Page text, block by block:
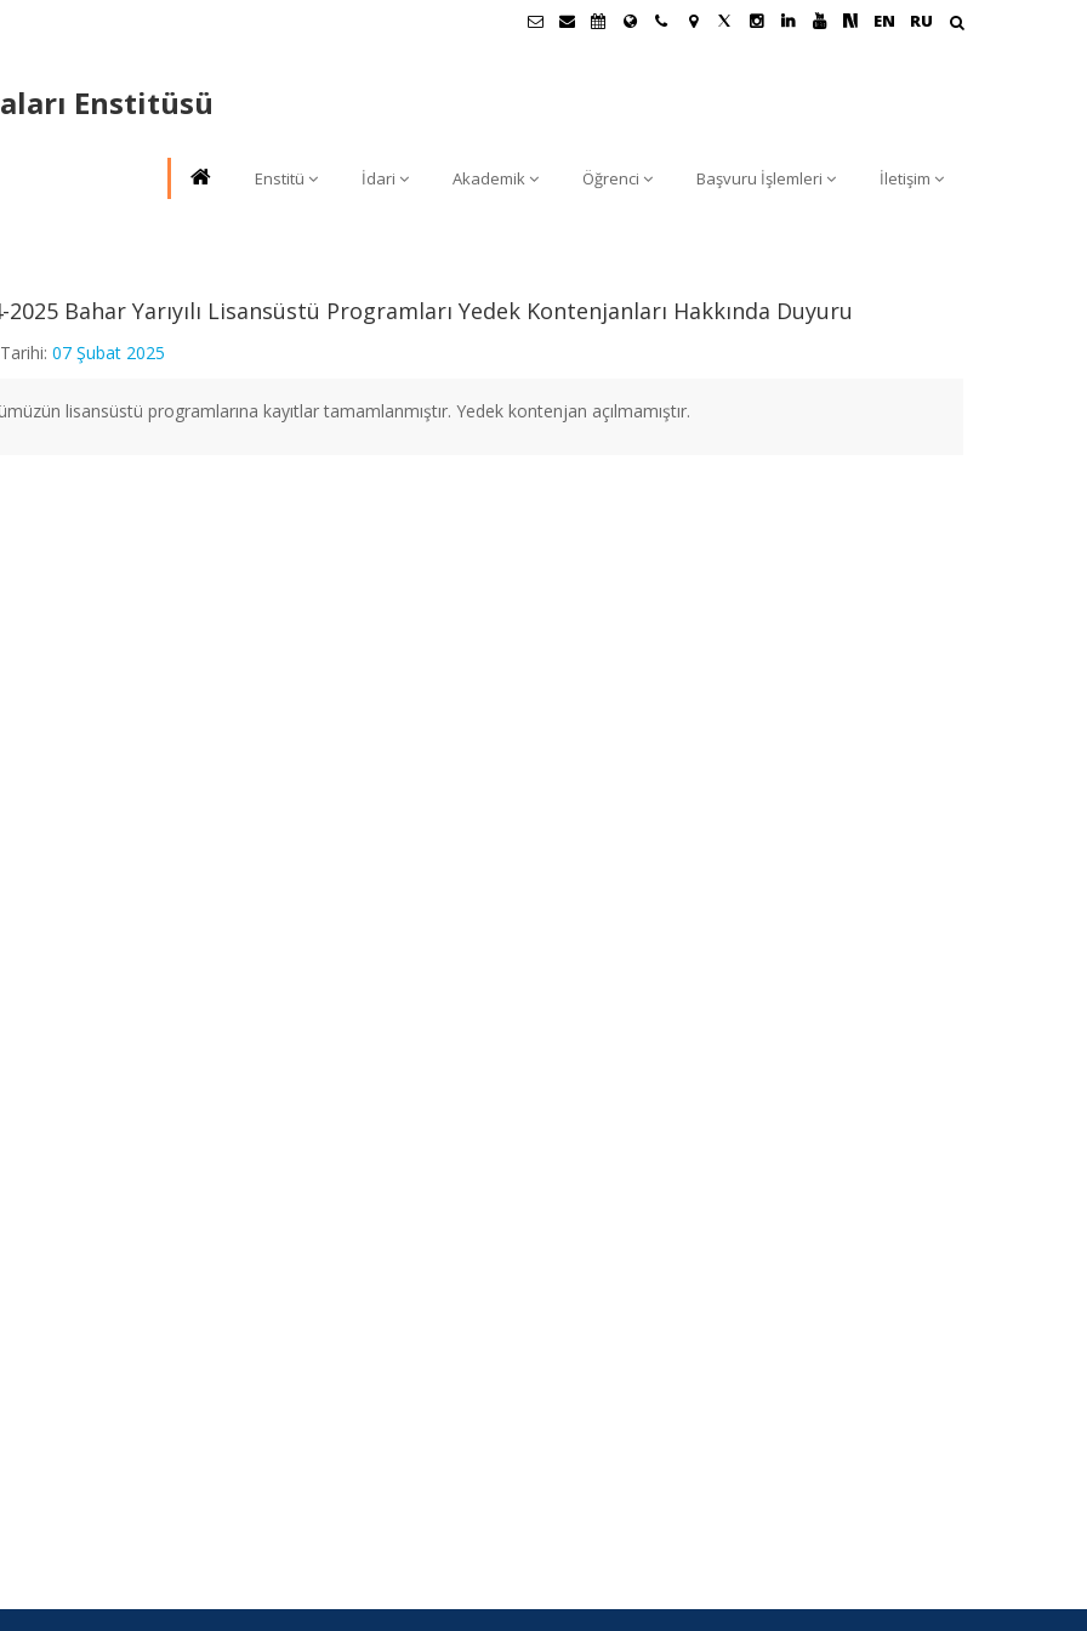
EN RU
Enstitüsü
Enstitü İdari Akademik Öğrenci Başvuru İşlemleri İletişim
2025 Bahar Yarıyılı Lisansüstü Programları Yedek Kontenjanları Hakkında Duyuru
07 Şubat 2025
lisansüstü programlarına kayıtlar tamamlanmıştır. Yedek kontenjan açılmamıştır.